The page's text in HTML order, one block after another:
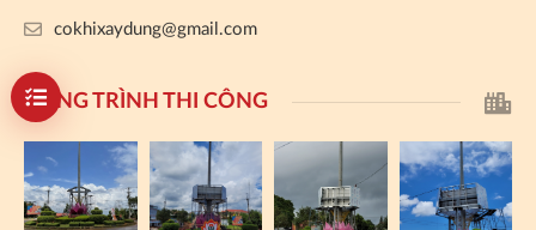
cokhixaydung@gmail.com
CÔNG TRÌNH THI CÔNG